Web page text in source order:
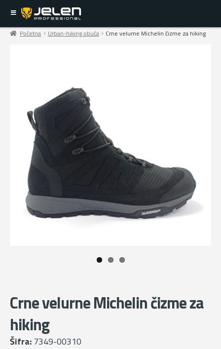
Početna Urban-hiking obuća Crne velurne Michelin čizme za hiking
Crne velurne Michelin čizme za
hiking
Šifra:7349-00310